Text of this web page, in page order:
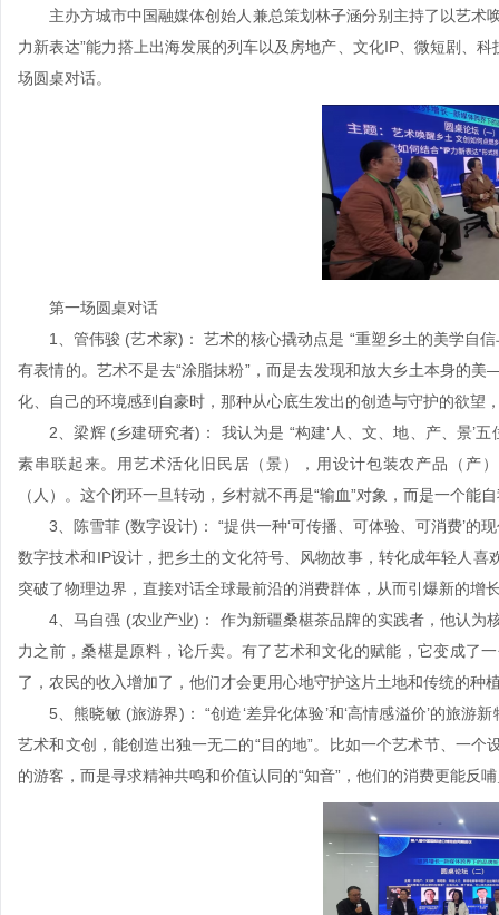
主办方城市中国融媒体创始人兼总策划林子涵分别主持了以艺术
力新表达”能力搭上出海发展的列车以及房地产、文化IP、微短剧、
场圆桌对话。
第一场圆桌对话
1、管伟骏 (艺术家)： 艺术的核心撬动点是 “重塑乡土的美学自信
有表情的。艺术不是去“涂脂抹粉”，而是去发现和放大乡土本身的
化、自己的环境感到自豪时，那种从心底生发出的创造与守护的欲望
2、梁辉 (乡建研究者)： 我认为是 “构建‘人、文、地、产、景’五
素串联起来。用艺术活化旧民居（景），用设计包装农产品（产
（人）。这个闭环一旦转动，乡村就不再是“输血”对象，而是一个能
3、陈雪菲 (数字设计)： “提供一种‘可传播、可体验、可消费’的
数字技术和IP设计，把乡土的文化符号、风物故事，转化成年轻人
突破了物理边界，直接对话全球最前沿的消费群体，从而引爆新的增
4、马自强 (农业产业)： 作为新疆桑椹茶品牌的实践者，他认为核
力之前，桑椹是原料，论斤卖。有了艺术和文化的赋能，它变成了
了，农民的收入增加了，他们才会更用心地守护这片土地和传统的种
5、熊晓敏 (旅游界)： “创造‘差异化体验’和‘高情感溢价’的旅游
艺术和文创，能创造出独一无二的“目的地”。比如一个艺术节、一
的游客，而是寻求精神共鸣和价值认同的“知音”，他们的消费更能反